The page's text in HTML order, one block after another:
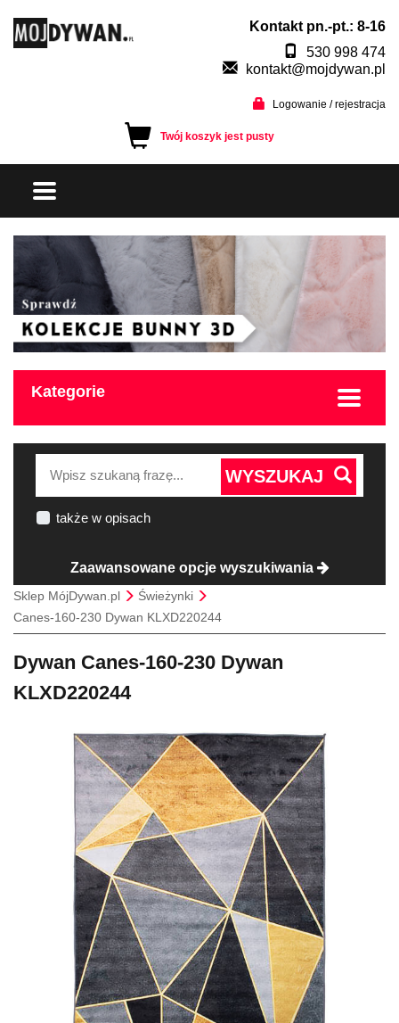
Kontakt pn.-pt.: 8-16
530 998 474
kontakt@mojdywan.pl
Logowanie / rejestracja
Twój koszyk jest pusty
Kategorie
WYSZUKAJ
także w opisach
Zaawansowane opcje wyszukiwania
Sklep MójDywan.pl
Świeżynki
Canes-160-230 Dywan KLXD220244
Dywan Canes-160-230 Dywan
KLXD220244